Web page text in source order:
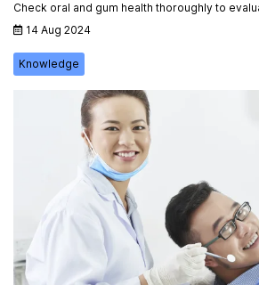
Check oral and gum health thoroughly to
14 Aug 2024
Knowledge